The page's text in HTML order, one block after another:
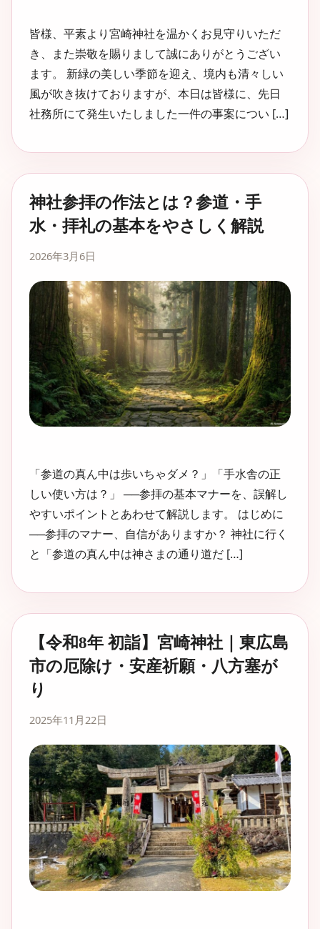
皆様、平素より宮崎神社を温かくお見守りいただ
き、また崇敬を賜りまして誠にありがとうござい
ます。 新緑の美しい季節を迎え、境内も清々しい
風が吹き抜けておりますが、本日は皆様に、先日
社務所にて発生いたしました一件の事案につい […]
神社参拝の作法とは？参道・手
水・拝礼の基本をやさしく解説
2026年3月6日
「参道の真ん中は歩いちゃダメ？」「手水舎の正
しい使い方は？」 ──参拝の基本マナーを、誤解し
やすいポイントとあわせて解説します。 はじめに
──参拝のマナー、自信がありますか？ 神社に行く
と「参道の真ん中は神さまの通り道だ […]
【令和8年 初詣】宮崎神社｜東広島
市の厄除け・安産祈願・八方塞が
り
2025年11月22日